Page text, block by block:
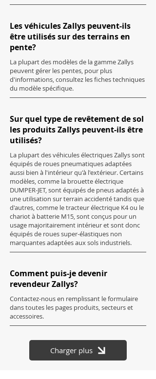
Les véhicules Zallys peuvent-ils
être utilisés sur des terrains en
pente?
La plupart des modèles de la gamme Zallys
peuvent gérer les pentes, pour plus
d'informations, consultez les fiches techniques
du modèle spécifique.
Sur quel type de revêtement de sol
les produits Zallys peuvent-ils être
utilisés?
La plupart des véhicules électriques Zallys sont
équipés de roues pneumatiques adaptées
aussi bien à l'intérieur qu'à l'extérieur. Certains
modèles, comme la brouette électrique
DUMPER-JET, sont équipés de pneus adaptés à
une utilisation sur terrain accidenté tandis que
d'autres, comme le tracteur électrique K4 ou le
chariot à batterie M15, sont conçus pour un
usage majoritairement intérieur et sont donc
équipés de roues super-élastiques non
marquantes adaptées aux sols industriels.
Comment puis-je devenir
revendeur Zallys?
Contactez-nous en remplissant le formulaire
dans toutes les pages produits, secteurs et
accessoires.
Charger plus